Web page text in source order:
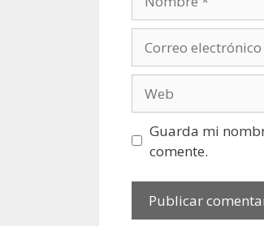
electrónico
Guarda mi
comente.